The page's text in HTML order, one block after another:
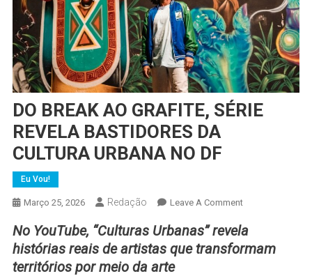
DO BREAK AO GRAFITE, SÉRIE
REVELA BASTIDORES DA
CULTURA URBANA NO DF
Eu Vou!
Março 25, 2026 Redação Leave A CommentOn
BREAK
AO
No YouTube, “Culturas Urbanas” revela
histórias reais de artistas que transformam
territórios por meio da arte